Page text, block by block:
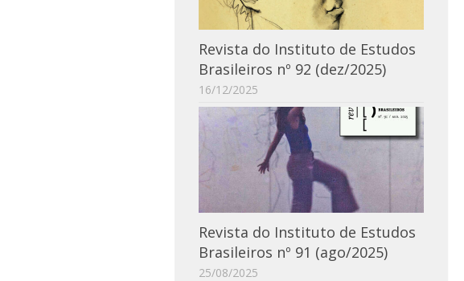
Revista do Instituto de Estudos
Brasileiros nº 92 (dez/2025)
16/12/2025
Revista do Instituto de Estudos
Brasileiros nº 91 (ago/2025)
25/08/2025